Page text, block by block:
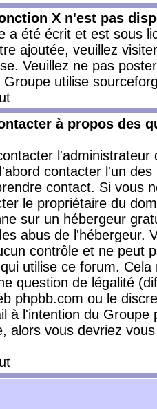
X n'est pas
a été écrit et est sous
ajoutée, veuillez
Veuillez ne pas
utilise
à propos des
contacter l'un
contact. Si vous
le propriétaire du
sur un hébergeur
abus de l'hébergeur.
contrôle et ne peut
utilise ce forum.
question de légalité
phpbb.com ou le
à l'intention du
alors vous devriez